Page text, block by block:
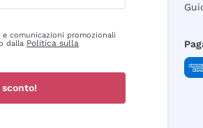
comunicazioni promozionali
dalla Politica sulla